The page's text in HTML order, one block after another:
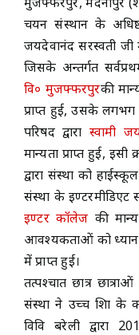
ACADEMICS
NEWS & EVENT
Important Documents
Gallery
Contact Us
चयन संस्थान के
जयदेवानंद सरस्वती जी
जिसके अन्तर्गत
वि० मुजफ्फरपुरकी
प्राप्त हुई, उसके लगभग
परिषद द्वारा स्वामी
मान्यता प्राप्त हुई,
द्वारा संस्था को
संस्था के इण्टरमीडिएट
इण्टर कॉलेज की
आवश्यकताओं को ध्यान
में प्राप्त हुई।
तत्पश्चात छात्र
संस्था ने उच्च शिक्षा
विवि बरेली द्वारा